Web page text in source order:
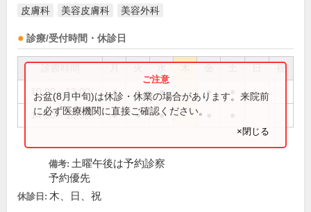
皮膚科 美容皮膚科 美容外科
診療/受付時間・休診日
祝
10:00～13:00 ● ● ● ●
14:30～18:30 ● ● ●
お盆(8月中旬)は休診・休業の場合があります。来院前
に必ず医療機関に直接ご確認ください。
×閉じる
備考: 土曜午後は予約診察
予約優先
休診日: 木、日、祝